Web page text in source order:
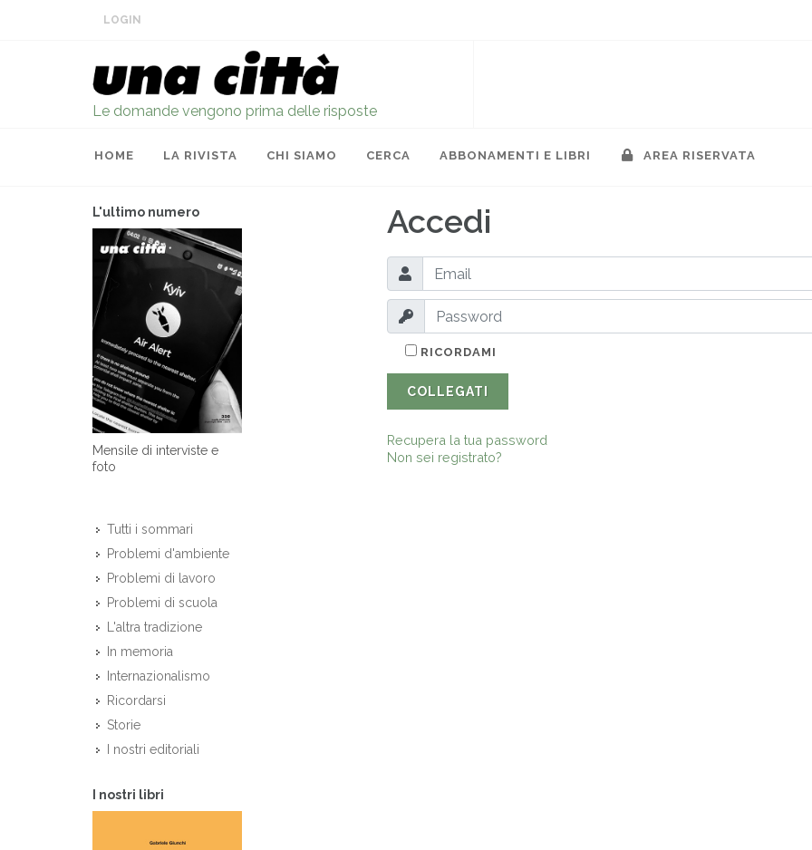
LOGIN
Le domande vengono prima delle risposte
HOME LA RIVISTA CHI SIAMO CERCA ABBONAMENTI E LIBRI AREA RISERVATA
L'ultimo numero
Mensile di interviste e
foto
Tutti i sommari
Problemi d'ambiente
Problemi di lavoro
Problemi di scuola
L'altra tradizione
In memoria
Internazionalismo
Ricordarsi
Storie
I nostri editoriali
I nostri libri
Accedi
RICORDAMI
COLLEGATI
Recupera la tua password
Non sei registrato?